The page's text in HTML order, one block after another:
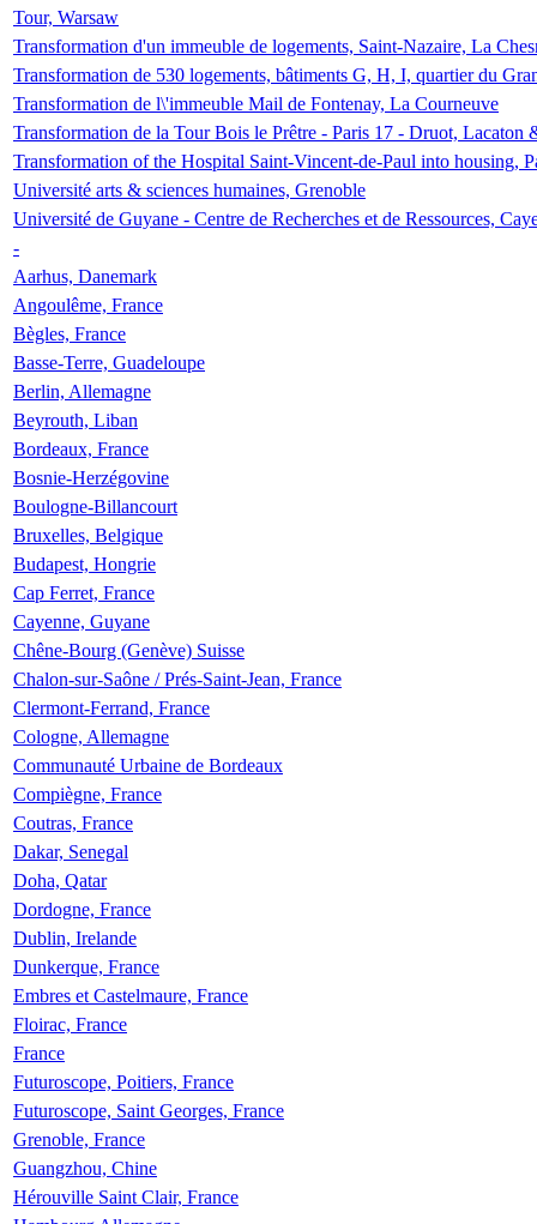
Tour, Warsaw
Transformation d'un immeuble de logements, Saint-Nazaire, La
Transformation de 530 logements, bâtiments G, H, I, quartier du
Transformation de l\'immeuble Mail de Fontenay, La Courneuve
Transformation de la Tour Bois le Prêtre - Paris 17 - Druot, Lacaton
Transformation of the Hospital Saint-Vincent-de-Paul into housing,
Université arts & sciences humaines, Grenoble
Université de Guyane - Centre de Recherches et de Ressources,
-
Aarhus, Danemark
Angoulême, France
Bègles, France
Basse-Terre, Guadeloupe
Berlin, Allemagne
Beyrouth, Liban
Bordeaux, France
Bosnie-Herzégovine
Boulogne-Billancourt
Bruxelles, Belgique
Budapest, Hongrie
Cap Ferret, France
Cayenne, Guyane
Chêne-Bourg (Genève) Suisse
Chalon-sur-Saône / Prés-Saint-Jean, France
Clermont-Ferrand, France
Cologne, Allemagne
Communauté Urbaine de Bordeaux
Compiègne, France
Coutras, France
Dakar, Senegal
Doha, Qatar
Dordogne, France
Dublin, Irelande
Dunkerque, France
Embres et Castelmaure, France
Floirac, France
France
Futuroscope, Poitiers, France
Futuroscope, Saint Georges, France
Grenoble, France
Guangzhou, Chine
Hérouville Saint Clair, France